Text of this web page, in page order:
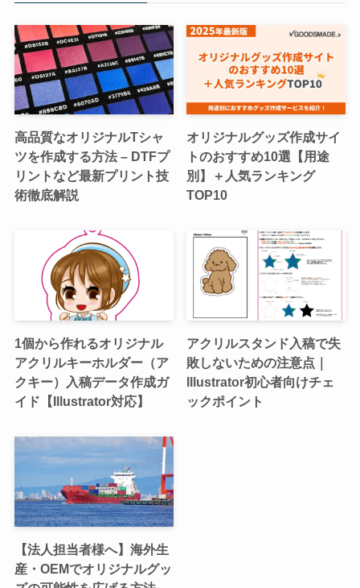
高品質なオリジナルTシャ
ツを作成する方法 – DTFプ
リントなど最新プリント技
術徹底解説
オリジナルグッズ作成サイ
トのおすすめ10選【用途
別】＋人気ランキング
TOP10
1個から作れるオリジナル
アクリルキーホルダー（ア
クキー）入稿データ作成ガ
イド【Illustrator対応】
アクリルスタンド入稿で失
敗しないための注意点｜
Illustrator初心者向けチェ
ックポイント
【法人担当者様へ】海外生
産・OEMでオリジナルグッ